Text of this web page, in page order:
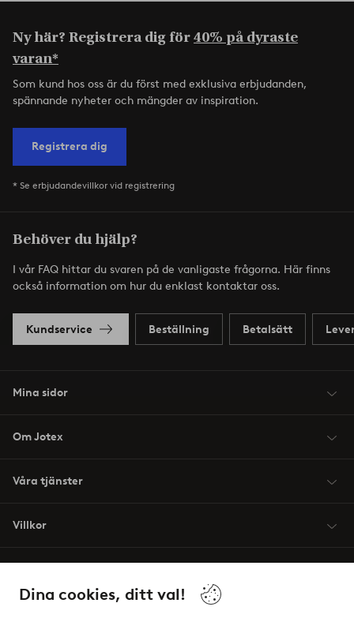
Dina cookies, ditt val!
Ny här? Registrera dig för40% på dyraste
varan*
Som kund hos oss är du först med exklusiva erbjudanden,
spännande nyheter och mängder av inspiration.
Registrera dig
* Se erbjudandevillkor vid registrering
Behöver du hjälp?
I vår FAQ hittar du svaren på de vanligaste frågorna. Här finns
också information om hur du enklast kontaktar oss.
Kundservice Beställning Betalsätt
Mina sidor
Om Jotex
Våra tjänster
Villkor